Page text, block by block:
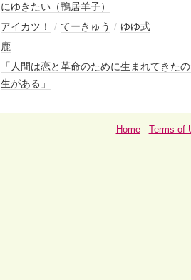
にゆきたい（鴨居羊子）
アイカツ！ / てーきゅう / ゆゆ式
鹿
「人間は恋と革命のために生まれてきた
生がある」
Home- Terms of